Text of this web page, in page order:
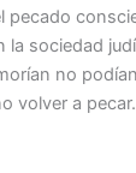
pecado
la sociedad
no
volver a pecar.